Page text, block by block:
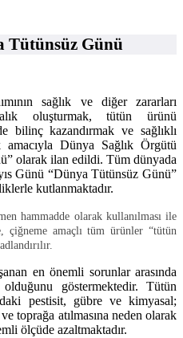
Tütünsüz Günü
sağlık ve diğer zararları
oluşturmak, tütün ürünü
bilinç kazandırmak ve sağlıklı
amacıyla Dünya Sağlık Örgütü
olarak ilan edildi. Tüm dünyada
Günü “Dünya Tütünsüz Günü”
kutlanmaktadır.
hammadde olarak kullanılması ile
çiğneme amaçlı tüm ürünler “tütün
en önemli sorunlar arasında
göstermektedir. Tütün
pestisit, gübre ve kimyasal;
toprağa atılmasına neden olarak
ölçüde azaltmaktadır.